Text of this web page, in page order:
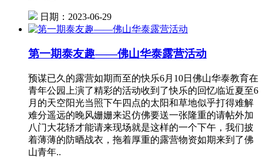
日期：2023-06-29
第一期泰友趣——佛山华泰露营活动
预谋已久的露营如期而至的快乐6月10日佛山华泰教育在
青年公园上演了精彩的活动收到了快乐的回忆临近夏至6
月的天空阳光当照下午四点的太阳和草地似乎打得难解
难分遥远的晚风姗姗来迟仿佛要送一张隆重的请帖外加
八门大花轿才能请来现场就是这样的一个下午，我们披
着薄薄的防晒战衣，拖着厚重的露营物资如期来到了佛
山青年..